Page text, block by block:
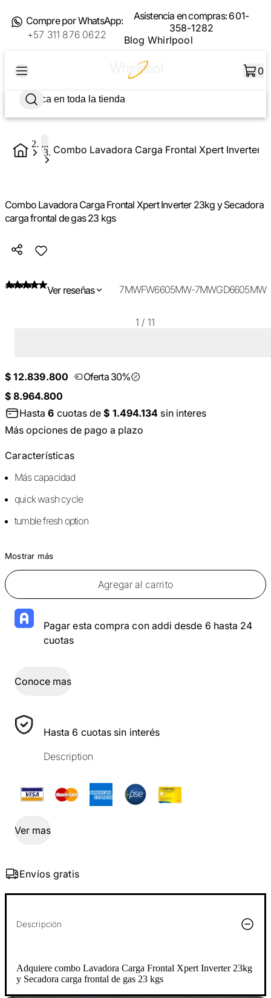
Compre por WhatsApp:
+57 311 876 0622
Asistencia en compras:601-
358-1282
Blog Whirlpool
0
...
Combo Lavadora Carga Frontal Xpert Inverter 23kg y Secadora
carga frontal de gas 23 kgs
Ver reseñas 7MWFW6605MW-7MWGD6605MW
1 / 11
$ 12.839.800
Oferta 30%
$ 8.964.800
Hasta6 cuotas de$ 1.494.134 sin interes
Más opciones de pago a plazo
Características
Más capacidad
quick wash cycle
tumble fresh option
Mostrar más
Agregar al carrito
Pagar esta compra con addi desde 6 hasta 24
cuotas
Conoce mas
Hasta 6 cuotas sin interés
Description
Ver mas
Envíos gratis
Descripción
Adquiere combo Lavadora Carga Frontal Xpert Inverter 23kg
y Secadora carga frontal de gas 23 kgs